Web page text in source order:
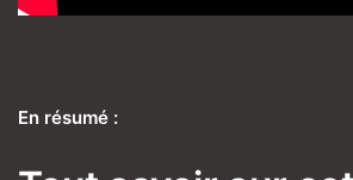
En résumé :